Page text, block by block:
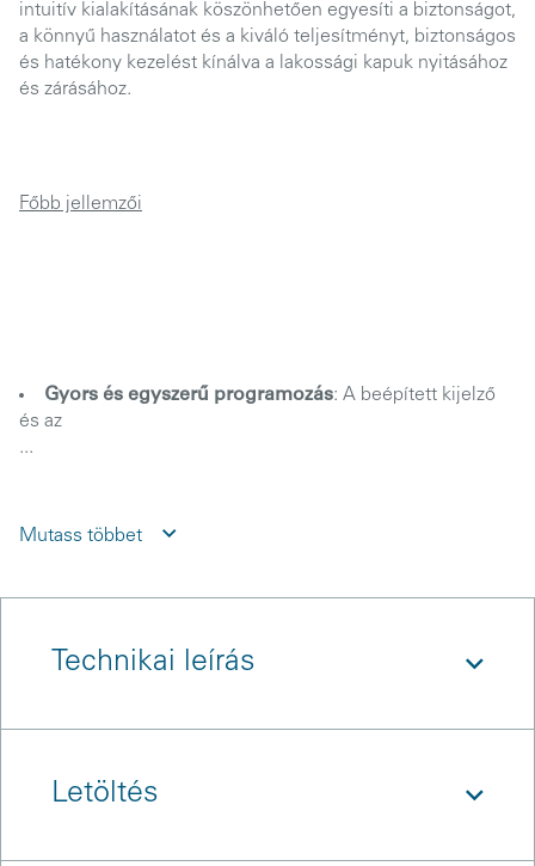
intuitív kialakításának köszönhetően egyesíti a biztonságot,
a könnyű használatot és a kiváló teljesítményt, biztonságos
és hatékony kezelést kínálva a lakossági kapuk nyitásához
és zárásához.
Főbb jellemzői
Gyors és egyszerű programozás: A beépített kijelző
és az
...
Mutass többet
Technikai leírás
Letöltés